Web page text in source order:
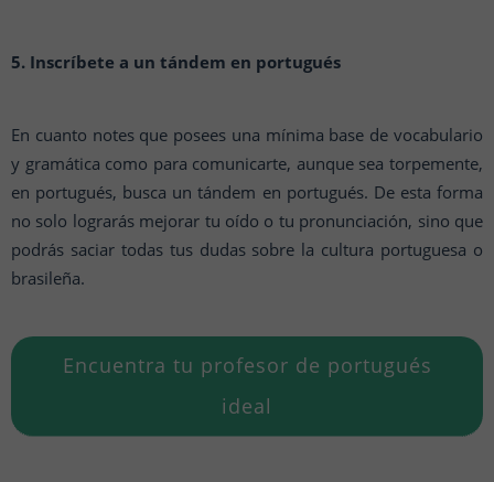
5. Inscríbete a un tándem en portugués
En cuanto notes que posees una mínima base de vocabulario
y gramática como para comunicarte, aunque sea torpemente,
en portugués, busca un tándem en portugués. De esta forma
no solo lograrás mejorar tu oído o tu pronunciación, sino que
podrás saciar todas tus dudas sobre la cultura portuguesa o
brasileña.
Encuentra tu profesor de portugués
ideal